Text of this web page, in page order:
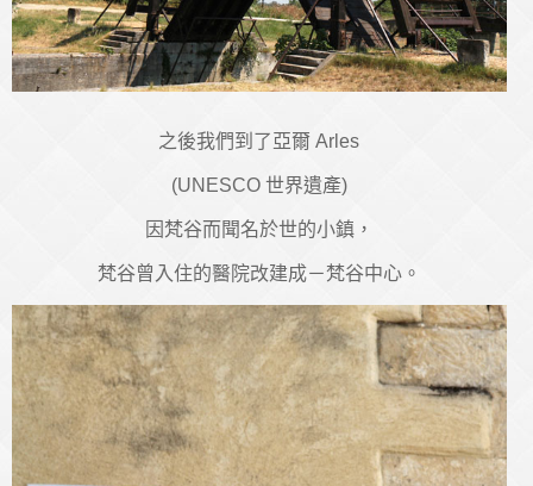
之後我們到了亞爾 Arles
(UNESCO 世界遺產)
因梵谷而聞名於世的小鎮，
梵谷曾入住的醫院改建成－梵谷中心。